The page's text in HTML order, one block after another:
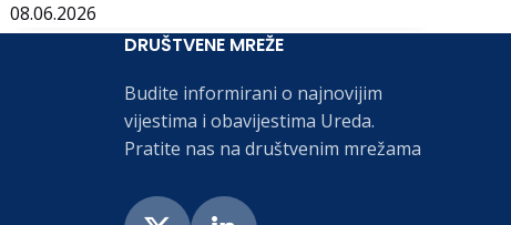
08.06.2026
DRUŠTVENE MREŽE
Budite informirani o najnovijim
vijestima i obavijestima Ureda.
Pratite nas na društvenim mrežama